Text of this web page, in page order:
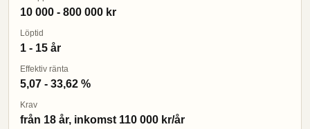
10 000 - 800 000 kr
Löptid
1 - 15 år
Effektiv ränta
5,07 - 33,62 %
Krav
från 18 år, inkomst 110 000 kr/år